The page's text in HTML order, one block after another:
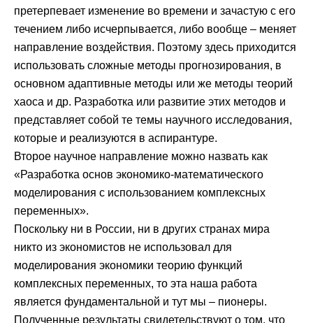
претерпевает изменение во времени и зачастую с его
течением либо исчерпывается, либо вообще – меняет
направление воздействия. Поэтому здесь приходится
использовать сложные методы прогнозирования, в
основном адаптивные методы или же методы теорий
хаоса и др. Разработка или развитие этих методов и
представляет собой те темы научного исследования,
которые и реализуются в аспирантуре.
Второе научное направление можно назвать как
«Разработка основ экономико-математического
моделирования с использованием комплексных
переменных».
Поскольку ни в России, ни в других странах мира
никто из экономистов не использовал для
моделирования экономики теорию функций
комплексных переменных, то эта наша работа
является фундаментальной и тут мы – пионеры.
Полученные результаты свидетельствуют о том, что